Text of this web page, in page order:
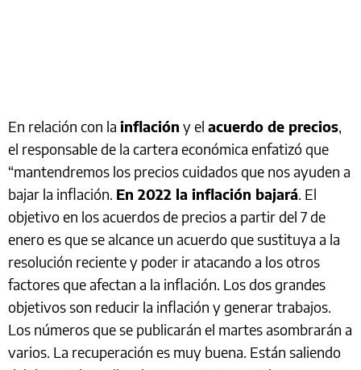
En relación con la inflación y el acuerdo de precios,
el responsable de la cartera económica enfatizó que
“mantendremos los precios cuidados que nos ayuden a
bajar la inflación. En 2022 la inflación bajará. El
objetivo en los acuerdos de precios a partir del 7 de
enero es que se alcance un acuerdo que sustituya a la
resolución reciente y poder ir atacando a los otros
factores que afectan a la inflación. Los dos grandes
objetivos son reducir la inflación y generar trabajos.
Los números que se publicarán el martes asombrarán a
varios. La recuperación es muy buena. Están saliendo